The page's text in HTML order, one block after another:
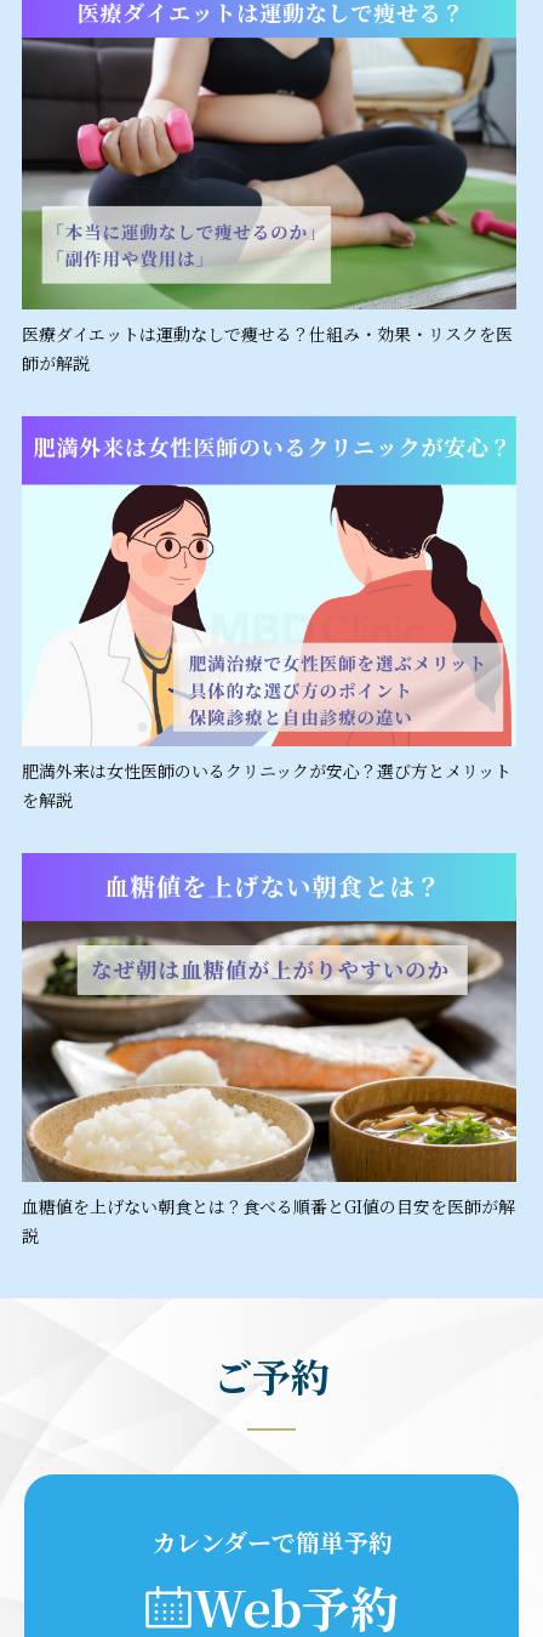
医療ダイエットは運動なしで痩せる？仕組み・効果・リスクを医
師が解説
肥満外来は女性医師のいるクリニックが安心？選び方とメリット
を解説
血糖値を上げない朝食とは？食べる順番とGI値の目安を医師が解
説
ご予約
カレンダーで簡単予約
Web予約